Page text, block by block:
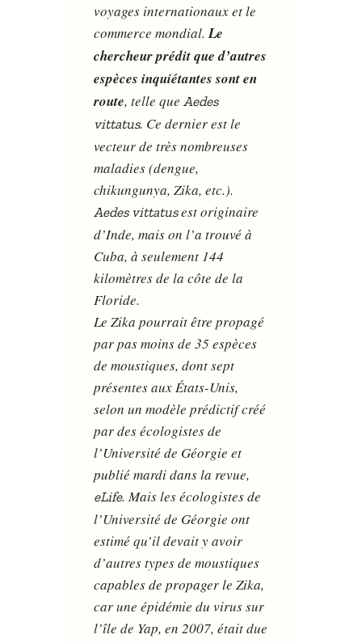
voyages internationaux et le
commerce mondial.Le
chercheur prédit que d’autres
espèces inquiétantes sont en
route, telle queAedes
vittatus. Ce dernier est le
vecteur de très nombreuses
maladies (dengue,
chikungunya, Zika, etc.).
Aedes vittatusest originaire
d’Inde, mais on l’a trouvé à
Cuba, à seulement 144
kilomètres de la côte de la
Floride.
Le Zika pourrait être propagé
par pas moins de 35 espèces
de moustiques, dont sept
présentes aux États-Unis,
selon un modèle prédictif créé
par des écologistes de
l’Université de Géorgie et
publié mardi dans la revue,
eLife. Mais les écologistes de
l’Université de Géorgie ont
estimé qu’il devait y avoir
d’autres types de moustiques
capables de propager le Zika,
car une épidémie du virus sur
l’île de Yap, en 2007, était due